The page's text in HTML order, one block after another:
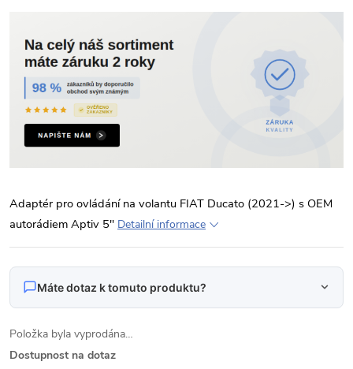
Adaptér pro ovládání na volantu FIAT Ducato (2021->) s OEM
autorádiem Aptiv 5" Detailní informace
Máte dotaz k tomuto produktu?
Napište nám svůj dotaz
Odpovídáme v pracovní dny do 24 hodin na váš e‑mail.
Položka byla vyprodána…
Dostupnost na dotaz